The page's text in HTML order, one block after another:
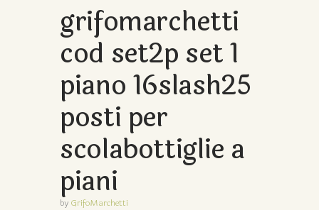
grifomarchetti
cod set2p set 1
piano 16slash25
posti per
scolabottiglie a
piani
by GrifoMarchetti